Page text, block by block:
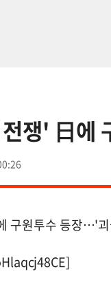
쟁' 日에
구원투수 등장…'